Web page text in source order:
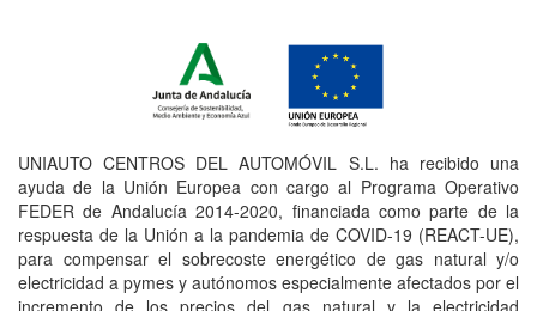
UNIAUTO CENTROS DEL AUTOMÓVIL S.L. ha recibido una
ayuda de la Unión Europea con cargo al Programa Operativo
FEDER de Andalucía 2014-2020, financiada como parte de la
respuesta de la Unión a la pandemia de COVID-19 (REACT-UE),
para compensar el sobrecoste energético de gas natural y/o
electricidad a pymes y autónomos especialmente afectados por el
incremento de los precios del gas natural y la electricidad